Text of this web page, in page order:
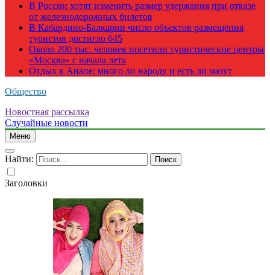
В России хотят изменить размер удержания при отказе
от железнодорожных билетов
В Кабардино-Балкарии число объектов размещения
туристов достигло 645
Около 200 тыс. человек посетили туристические центры
«Москва» с начала лета
Отдых в Анапе: много ли народу и есть ли мазут
Общество
Новостная рассылка
Случайные новости
Меню
Найти:
Заголовки